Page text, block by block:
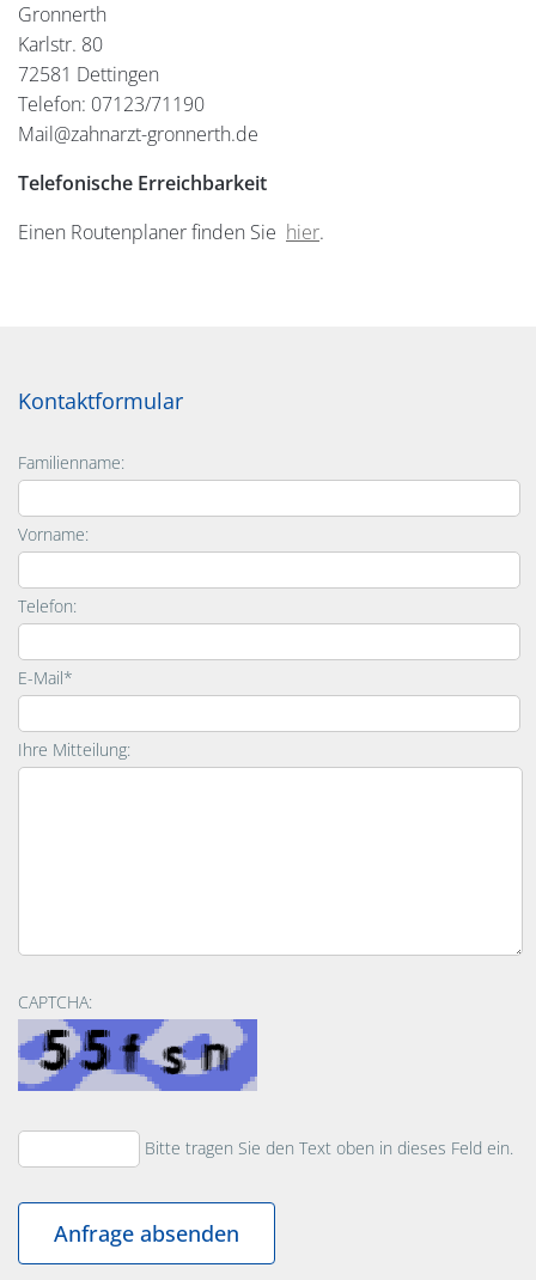
Gronnerth
Karlstr. 80
72581 Dettingen
Telefon: 07123/71190
Mail@zahnarzt-gronnerth.de
Telefonische Erreichbarkeit
Einen Routenplaner finden Sie hier.
Kontaktformular
Familienname:
Vorname:
Telefon:
E-Mail*
Ihre Mitteilung:
CAPTCHA:
Bitte tragen Sie den Text oben in dieses Feld ein.